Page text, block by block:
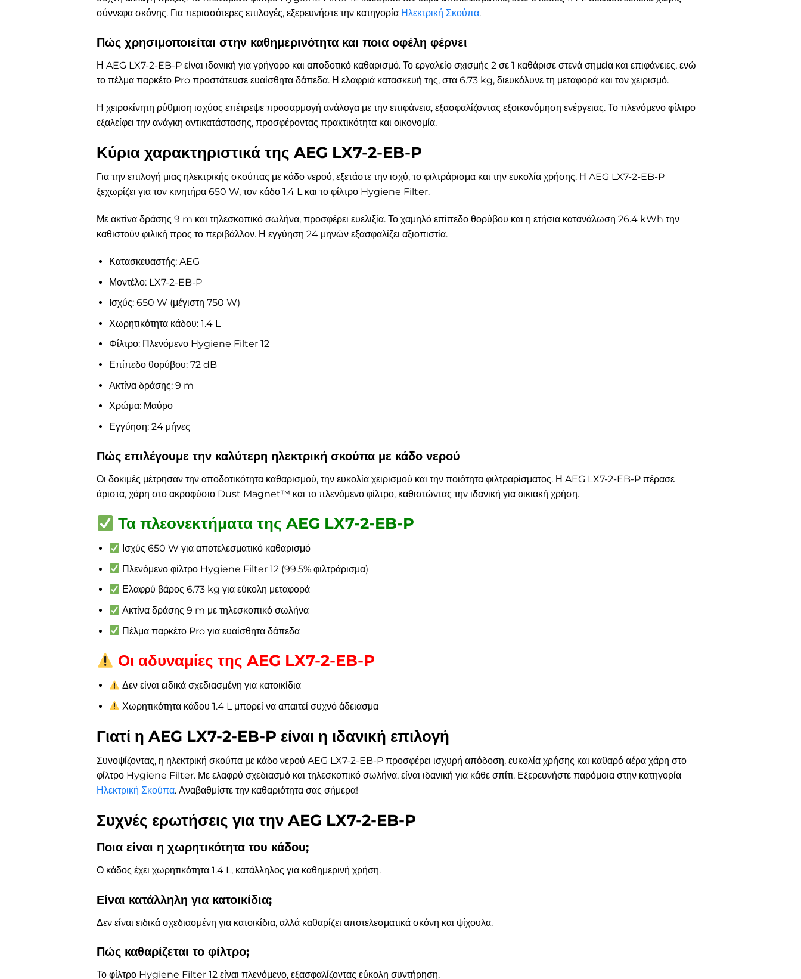
σύννεφα σκόνης. Για περισσότερες επιλογές, εξερευνήστε την κατηγορία Ηλεκτρική Σκούπα.
Πώς χρησιμοποιείται στην καθημερινότητα και ποια οφέλη φέρνει
Η AEG LX7-2-EB-P είναι ιδανική για γρήγορο και αποδοτικό καθαρισμό. Το εργαλείο σχισμής 2 σε 1 καθάρισε στενά σημεία και επιφάνειες, ενώ
το πέλμα παρκέτο Pro προστάτευσε ευαίσθητα δάπεδα. Η ελαφριά κατασκευή της, στα 6.73 kg, διευκόλυνε τη μεταφορά και τον χειρισμό.
Η χειροκίνητη ρύθμιση ισχύος επέτρεψε προσαρμογή ανάλογα με την επιφάνεια, εξασφαλίζοντας εξοικονόμηση ενέργειας. Το πλενόμενο φίλτρο
εξαλείφει την ανάγκη αντικατάστασης, προσφέροντας πρακτικότητα και οικονομία.
Κύρια χαρακτηριστικά της AEG LX7-2-EB-P
Για την επιλογή μιας ηλεκτρικής σκούπας με κάδο νερού, εξετάστε την ισχύ, το φιλτράρισμα και την ευκολία χρήσης. Η AEG LX7-2-EB-P
ξεχωρίζει για τον κινητήρα 650 W, τον κάδο 1.4 L και το φίλτρο Hygiene Filter.
Με ακτίνα δράσης 9 m και τηλεσκοπικό σωλήνα, προσφέρει ευελιξία. Το χαμηλό επίπεδο θορύβου και η ετήσια κατανάλωση 26.4 kWh την
καθιστούν φιλική προς το περιβάλλον. Η εγγύηση 24 μηνών εξασφαλίζει αξιοπιστία.
Κατασκευαστής: AEG
Μοντέλο: LX7-2-EB-P
Ισχύς: 650 W (μέγιστη 750 W)
Χωρητικότητα κάδου: 1.4 L
Φίλτρο: Πλενόμενο Hygiene Filter 12
Επίπεδο θορύβου: 72 dB
Ακτίνα δράσης: 9 m
Χρώμα: Μαύρο
Εγγύηση: 24 μήνες
Πώς επιλέγουμε την καλύτερη ηλεκτρική σκούπα με κάδο νερού
Οι δοκιμές μέτρησαν την αποδοτικότητα καθαρισμού, την ευκολία χειρισμού και την ποιότητα φιλτραρίσματος. Η AEG LX7-2-EB-P πέρασε
άριστα, χάρη στο ακροφύσιο Dust Magnet™ και το πλενόμενο φίλτρο, καθιστώντας την ιδανική για οικιακή χρήση.
Τα πλεονεκτήματα της AEG LX7-2-EB-P
Ισχύς 650 W για αποτελεσματικό καθαρισμό
Πλενόμενο φίλτρο Hygiene Filter 12 (99.5% φιλτράρισμα)
Ελαφρύ βάρος 6.73 kg για εύκολη μεταφορά
Ακτίνα δράσης 9 m με τηλεσκοπικό σωλήνα
Πέλμα παρκέτο Pro για ευαίσθητα δάπεδα
Οι αδυναμίες της AEG LX7-2-EB-P
Δεν είναι ειδικά σχεδιασμένη για κατοικίδια
Χωρητικότητα κάδου 1.4 L μπορεί να απαιτεί συχνό άδειασμα
Γιατί η AEG LX7-2-EB-P είναι η ιδανική επιλογή
Συνοψίζοντας, η ηλεκτρική σκούπα με κάδο νερού AEG LX7-2-EB-P προσφέρει ισχυρή απόδοση, ευκολία χρήσης και καθαρό αέρα χάρη στο
φίλτρο Hygiene Filter. Με ελαφρύ σχεδιασμό και τηλεσκοπικό σωλήνα, είναι ιδανική για κάθε σπίτι. Εξερευνήστε παρόμοια στην κατηγορία
Ηλεκτρική Σκούπα. Αναβαθμίστε την καθαριότητα σας σήμερα!
Συχνές ερωτήσεις για την AEG LX7-2-EB-P
Ποια είναι η χωρητικότητα του κάδου;
Ο κάδος έχει χωρητικότητα 1.4 L, κατάλληλος για καθημερινή χρήση.
Είναι κατάλληλη για κατοικίδια;
Δεν είναι ειδικά σχεδιασμένη για κατοικίδια, αλλά καθαρίζει αποτελεσματικά σκόνη και ψίχουλα.
Πώς καθαρίζεται το φίλτρο;
Το φίλτρο Hygiene Filter 12 είναι πλενόμενο, εξασφαλίζοντας εύκολη συντήρηση.